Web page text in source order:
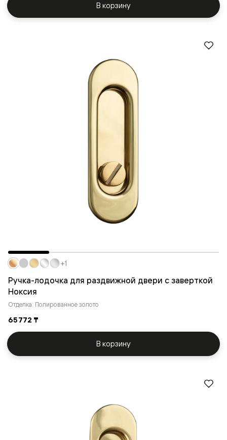
В корзину
Ручка-лодочка для раздвижной двери с заверткой
Ноксия
Отделка: Полированное золото
65 772 ₸
+1
В корзину